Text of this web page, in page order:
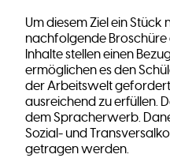
Um diesem Ziel ein Stück
nachfolgende
Inhalte stellen einen
ermöglichen es den
der Arbeitswelt
ausreichend zu erfüllen.
dem Spracherwerb.
Sozial- und
getragen werden.